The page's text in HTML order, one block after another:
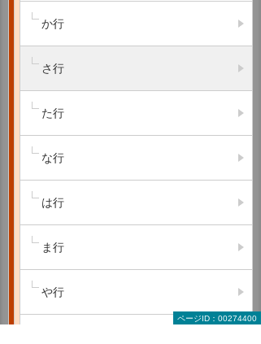
ページID：00274400
か行
さ行
た行
な行
は行
ま行
や行